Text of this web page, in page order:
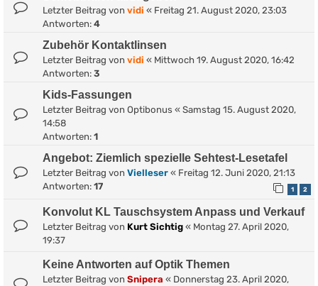
Letzter Beitrag von vidi « Freitag 21. August 2020, 23:03
Antworten: 4
Zubehör Kontaktlinsen
Letzter Beitrag von vidi « Mittwoch 19. August 2020, 16:42
Antworten: 3
Kids-Fassungen
Letzter Beitrag von Optibonus « Samstag 15. August 2020,
14:58
Antworten: 1
Angebot: Ziemlich spezielle Sehtest-Lesetafel
Letzter Beitrag von Vielleser « Freitag 12. Juni 2020, 21:13
Antworten: 17 1 2
Konvolut KL Tauschsystem Anpass und Verkauf
Letzter Beitrag von Kurt Sichtig « Montag 27. April 2020,
19:37
Keine Antworten auf Optik Themen
Letzter Beitrag von Snipera « Donnerstag 23. April 2020,